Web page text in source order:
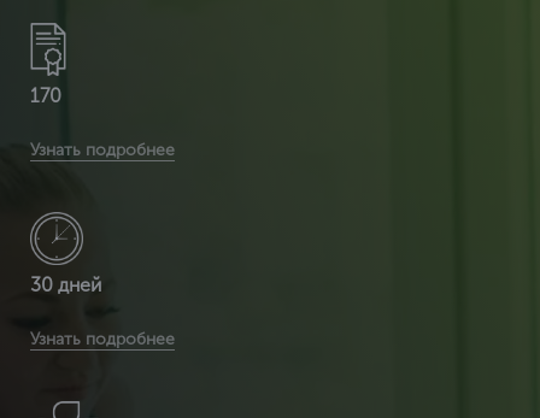
170
Узнать подробнее
30 дней
СРО
Узнать подробнее